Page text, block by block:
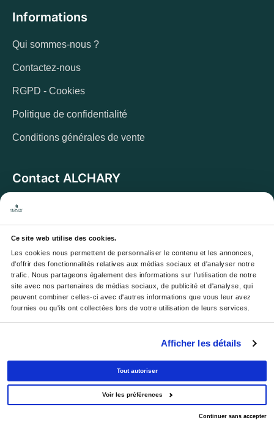
Ce site web utilise des cookies.
Les cookies nous permettent de personnaliser le contenu et les annonces,
d'offrir des fonctionnalités relatives aux médias sociaux et d'analyser notre
trafic. Nous partageons également des informations sur l'utilisation de notre
site avec nos partenaires de médias sociaux, de publicité et d'analyse, qui
peuvent combiner celles-ci avec d'autres informations que vous leur avez
fournies ou qu'ils ont collectées lors de votre utilisation de leurs services.
Afficher les détails
Tout autoriser
Voir les préférences
Continuer sans accepter
Informations
Qui sommes-nous ?
Contactez-nous
RGPD - Cookies
Politique de confidentialité
Conditions générales de vente
Contact ALCHARY
Adresse :
Horaires :Du lundi au vendredi de 8h à 17h. Et samedi de
8h à 13h
Email :contact@alchary.fr
Téléphone :+33 1 30 29 12 19
Newsletter
Votre e-mail sera utilisé pour vous envoyer nos
newsletters et offres, avec désinscription à tout moment.